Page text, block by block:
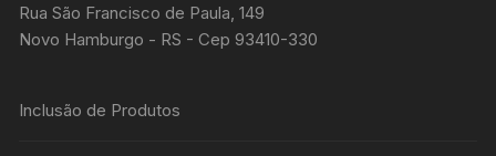
Rua São Francisco de Paula, 149
Novo Hamburgo - RS - Cep 93410-330
Inclusão de Produtos